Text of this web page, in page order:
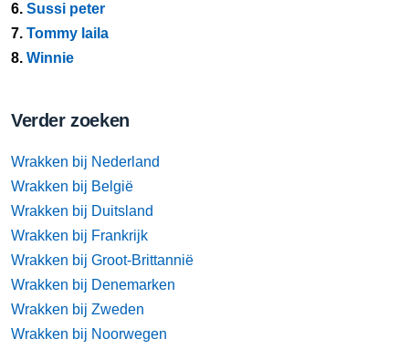
6. Sussi peter
7. Tommy laila
8. Winnie
Verder zoeken
Wrakken bij Nederland
Wrakken bij België
Wrakken bij Duitsland
Wrakken bij Frankrijk
Wrakken bij Groot-Brittannië
Wrakken bij Denemarken
Wrakken bij Zweden
Wrakken bij Noorwegen